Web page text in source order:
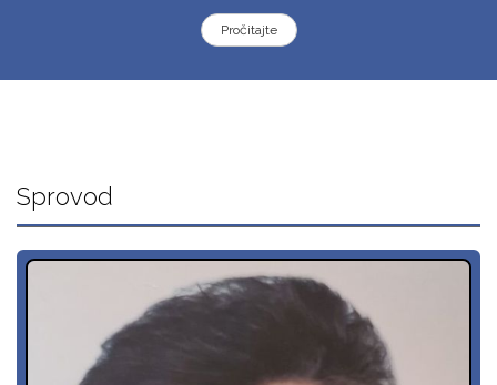
Pročitajte
Sprovod